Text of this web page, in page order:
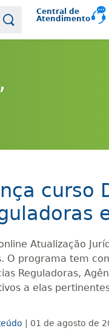
Central de
Atendimento
curso
Atualização
O programa tem
Reguladoras,
a elas
| 01 de agosto de